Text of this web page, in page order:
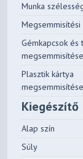
Munka
Gémkapcsok és
megsemmisítése
Plasztik kártya
megsemmisítése
Kiegészítő
Alap szín
Súly